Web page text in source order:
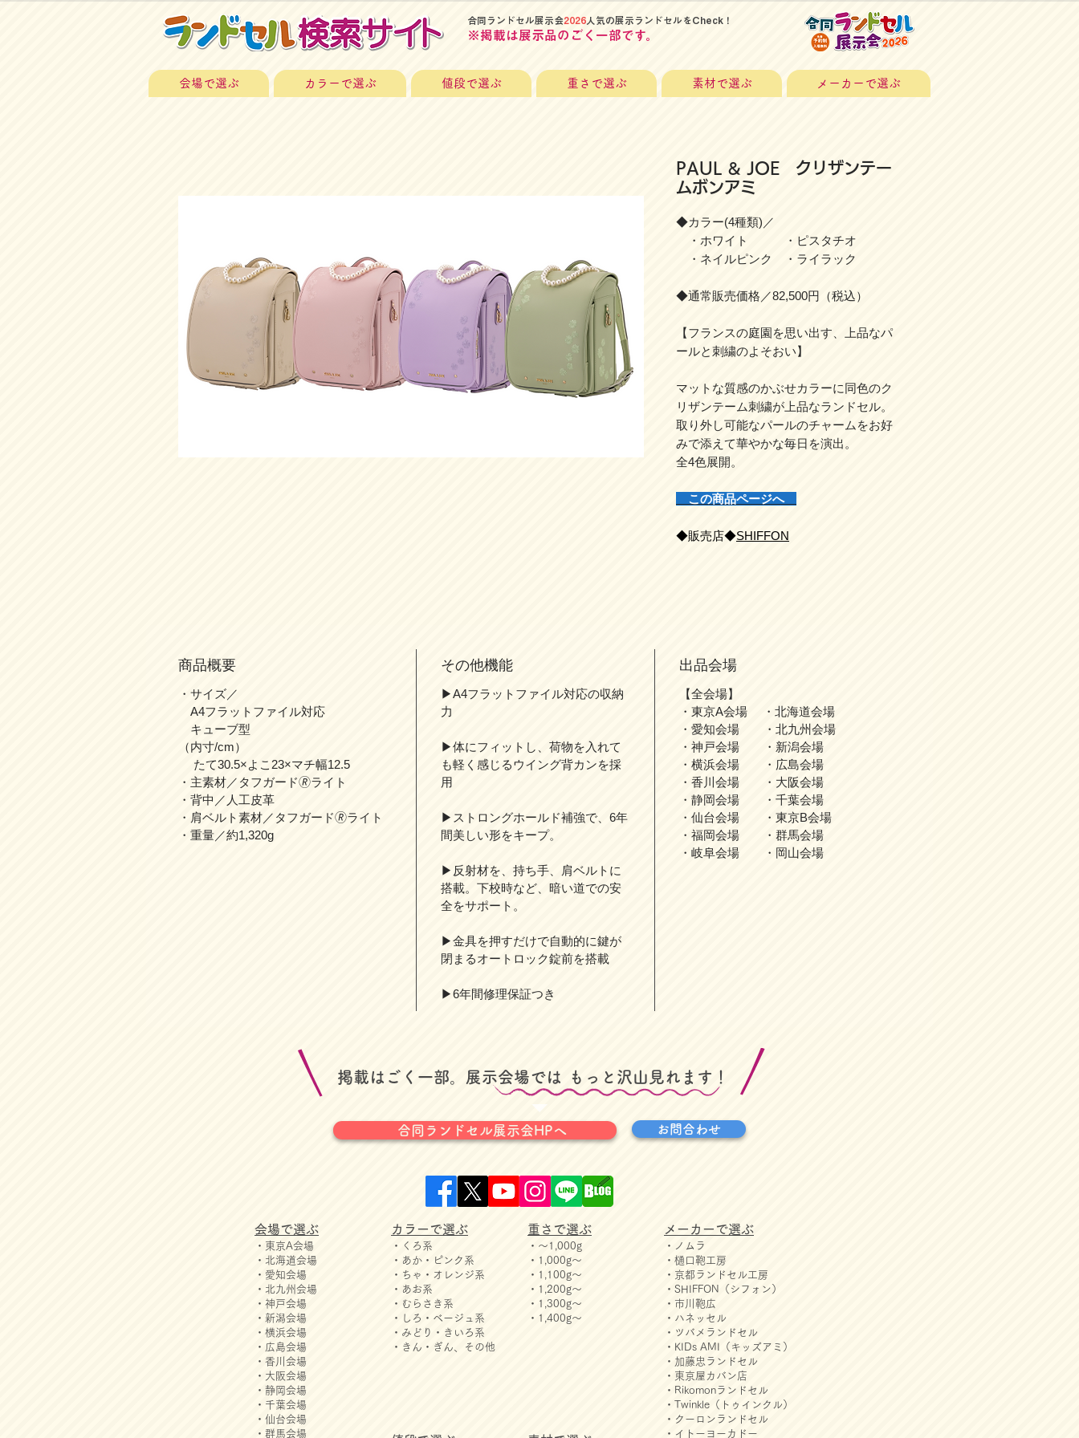
​合同ランドセル展示会2026 人気の展示ランドセルをCheck！
​※掲載は展示品のごく一部です。
会場で選ぶ カラーで選ぶ 値段で選ぶ 重さで選ぶ 素材で選ぶ メーカーで選ぶ
PAUL & JOE クリザンテー
ムボンアミ
◆カラー(4種類)／
・ホワイト ・ピスタチオ
・ネイルピンク ・ライラック
◆通常販売価格／82,500円（税込）
【フランスの庭園を思い出す、上品なパ
ールと刺繍のよそおい】
マットな質感のかぶせカラーに同色のク
リザンテーム刺繍が上品なランドセル。
取り外し可能なパールのチャームをお好
みで添えて華やかな毎日を演出。
全4色展開。
この商品ページへ
◆販売店◆SHIFFON
商品概要
・サイズ／
A4フラットファイル対応
キューブ型
（内寸/cm）
たて30.5×よこ23×マチ幅12.5
・主素材／タフガード🄬ライト
・背中／人工皮革
・肩ベルト素材／タフガード🄬ライト
・重量／約1,320g
その他機能
▶A4フラットファイル対応の収納
力
▶体にフィットし、荷物を入れて
も軽く感じるウイング背カンを採
用
▶ストロングホールド補強で、6年
間美しい形をキープ。
▶反射材を、持ち手、肩ベルトに
搭載。下校時など、暗い道での安
全をサポート。
▶金具を押すだけで自動的に鍵が
閉まるオートロック錠前を搭載
▶6年間修理保証つき
出品会場
【全会場】
・東京A会場 ・北海道会場
・愛知会場 ・北九州会場
・神戸会場 ・新潟会場
・横浜会場 ・広島会場
・香川会場 ・大阪会場
・静岡会場 ・千葉会場
・仙台会場 ・東京B会場
・福岡会場 ・群馬会場
・岐阜会場 ・岡山会場
​掲載はごく一部。展示会場では ​もっと沢山見れます！
合同ランドセル展示会HPへ お問合わせ
会場で選ぶ
・東京A会場
・北海道会場
・愛知会場
・北九州会場
・神戸会場
・新潟会場
・横浜会場
・広島会場
・香川会場
​・​大阪会場
・静岡会場
・千葉会場
・仙台会場
・群馬会場
カラーで選ぶ
・くろ系
・あか・ピンク系
・ちゃ・オレンジ系
・あお系
・むらさき系
・しろ・ベージュ系
・みどり・きいろ系
・きん・ぎん、その他
重さで選ぶ
・～1,000g
・1,000g～
・1,100g～
・1,200g～
・1,300g～
・1,400g～
メーカーで選ぶ
・ノムラ
・樋口鞄工房
・京都ランドセル工房
・SHIFFON（シフォン）
・市川鞄広
・ハネッセル
・ツバメランドセル
・KIDs AMI（キッズアミ）
・加藤忠ランドセル
​・​東京屋カバン店
・Rikomonランドセル
・Twinkle（トゥインクル）
・クーロンランドセル
・イトーヨーカドー